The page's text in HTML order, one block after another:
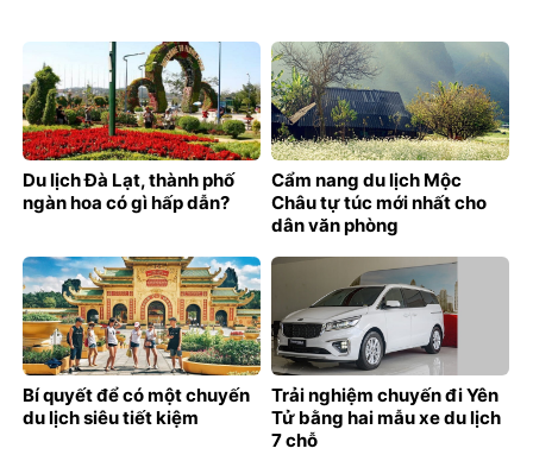
Du lịch Đà Lạt, thành phố
ngàn hoa có gì hấp dẫn?
Cẩm nang du lịch Mộc
Châu tự túc mới nhất cho
dân văn phòng
Bí quyết để có một chuyến
du lịch siêu tiết kiệm
Trải nghiệm chuyến đi Yên
Tử bằng hai mẫu xe du lịch
7 chỗ